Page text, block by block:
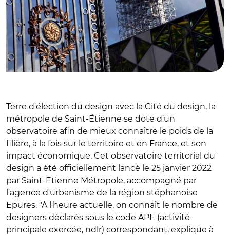
Terre d'élection du design avec la Cité du design, la
métropole de Saint-Étienne se dote d'un
observatoire afin de mieux connaître le poids de la
filière, à la fois sur le territoire et en France, et son
impact économique. Cet observatoire territorial du
design a été officiellement lancé le 25 janvier 2022
par Saint-Etienne Métropole, accompagné par
l'agence d'urbanisme de la région stéphanoise
Epures. "À l'heure actuelle, on connaît le nombre de
designers déclarés sous le code APE (activité
principale exercée, ndlr) correspondant, explique à